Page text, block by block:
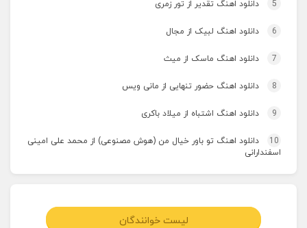
5 دانلود اهنگ تقدیر از تور زمری
6 دانلود اهنگ لبیک از مجال
7 دانلود اهنگ ماسک از میث
8 دانلود اهنگ حضور تنهایی از مانی ویس
9 دانلود اهنگ اشتباه از میلاد باکری
10
دانلود اهنگ تو باور خیال من (هوش مصنوعی) از محمد علی امینی
اسفندارانی
لیست خوانندگان